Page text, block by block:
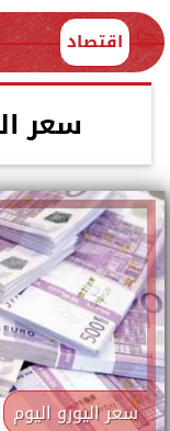
اقتصاد
سعر
سعر اليورو اليوم